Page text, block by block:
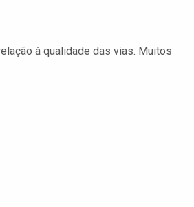
à qualidade das vias. Muitos